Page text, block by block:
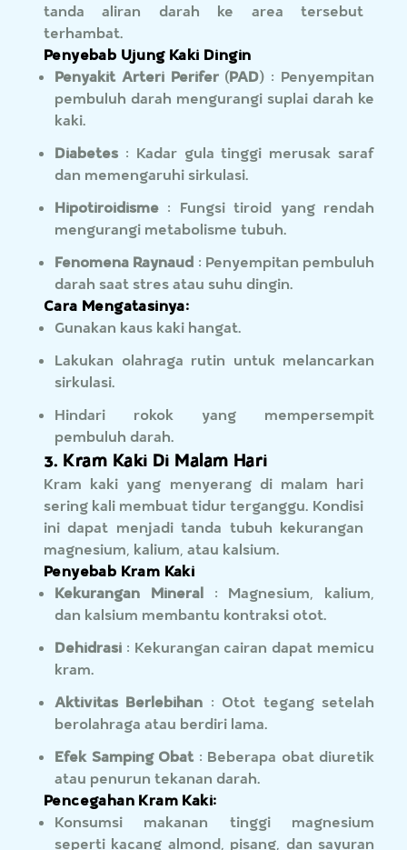
tanda aliran darah ke area tersebut
terhambat.
Penyebab Ujung Kaki Dingin
Penyakit Arteri Perifer (PAD) : Penyempitan
pembuluh darah mengurangi suplai darah ke
kaki.
Diabetes : Kadar gula tinggi merusak saraf
dan memengaruhi sirkulasi.
Hipotiroidisme : Fungsi tiroid yang rendah
mengurangi metabolisme tubuh.
Fenomena Raynaud : Penyempitan pembuluh
darah saat stres atau suhu dingin.
Cara Mengatasinya:
Gunakan kaus kaki hangat.
Lakukan olahraga rutin untuk melancarkan
sirkulasi.
Hindari rokok yang mempersempit
pembuluh darah.
3. Kram Kaki Di Malam Hari
Kram kaki yang menyerang di malam hari
sering kali membuat tidur terganggu. Kondisi
ini dapat menjadi tanda tubuh kekurangan
magnesium, kalium, atau kalsium.
Penyebab Kram Kaki
Kekurangan Mineral: Magnesium, kalium,
dan kalsium membantu kontraksi otot.
Dehidrasi : Kekurangan cairan dapat memicu
kram.
Aktivitas Berlebihan : Otot tegang setelah
berolahraga atau berdiri lama.
Efek Samping Obat : Beberapa obat diuretik
atau penurun tekanan darah.
Pencegahan Kram Kaki:
Konsumsi makanan tinggi magnesium
seperti kacang almond, pisang, dan sayuran